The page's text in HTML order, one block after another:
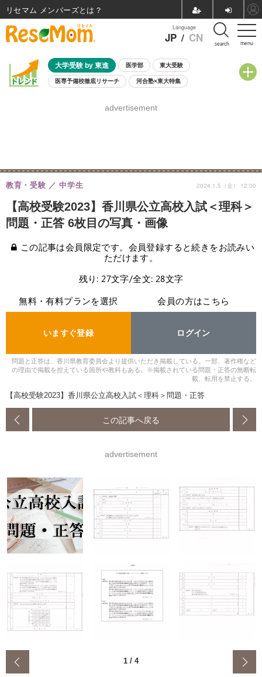
menu
Language
JP / CN search
大学受験 by 東進 医学部 東大受験
医専予備校徹底リサーチ 河合塾×東大特集
8月開催学校説明会・相談会
advertisement
【高校受験2023】香川県公立高校入試＜理科＞
問題・正答 6枚目の写真・画像
教育・受験 中学生 2024.1.5（金） 12:00
この記事は会員限定です。会員登録すると続きをお読みい
ただけます。
残り: 27文字/全文: 28文字
無料・有料プランを選択
いますぐ登録
会員の方はこちら
ログイン
問題と正答は、香川県教育委員会より提供いただき掲載している。一部、著作権など
の理由で掲載を控えている箇所や教科もある。※掲載されている問題・正答の無断転
載、転用を禁止する。
【高校受験2023】香川県公立高校入試＜理科＞問題・正答
この記事へ戻る
advertisement
1 / 4
リセマム メンバーズ